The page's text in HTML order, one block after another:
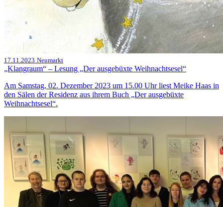
17.11.2023 Neumarkt
„Klangraum“ – Lesung „Der ausgebüxte Weihnachtsesel“
Am Samstag, 02. Dezember 2023 um 15.00 Uhr liest Meike Haas in
den Sälen der Residenz aus ihrem Buch „Der ausgebüxte
Weihnachtsesel“.